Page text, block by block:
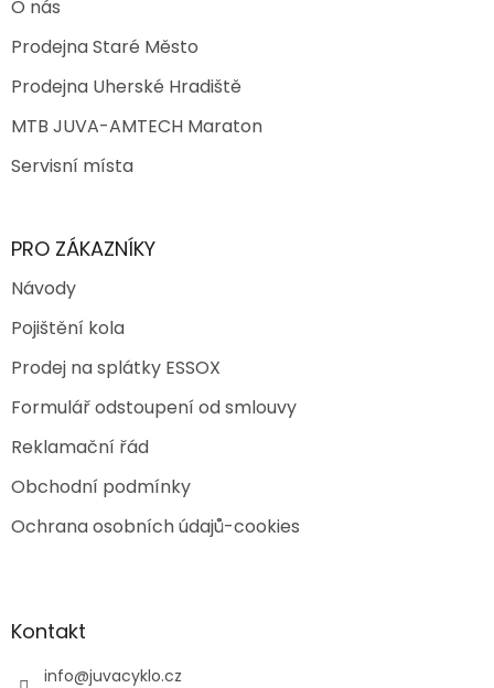
O nás
Prodejna Staré Město
Prodejna Uherské Hradiště
MTB JUVA-AMTECH Maraton
Servisní místa
PRO ZÁKAZNÍKY
Návody
Pojištění kola
Prodej na splátky ESSOX
Formulář odstoupení od smlouvy
Reklamační řád
Obchodní podmínky
Ochrana osobních údajů-cookies
Kontakt
info@juvacyklo.cz